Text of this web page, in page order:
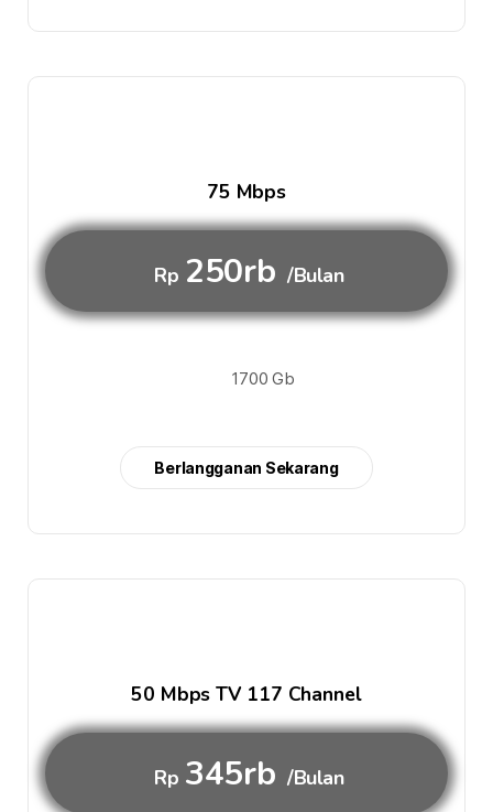
75 Mbps
Rp 250rb /Bulan
1700 Gb
Berlangganan Sekarang
50 Mbps TV 117 Channel
Rp 345rb /Bulan